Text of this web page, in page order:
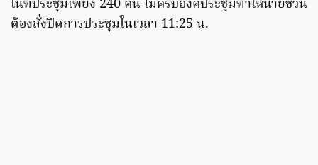
ในที่ประชุมเพียง 240 คน ไม่ครบองค์ประชุมทำให้นายชวน
ต้องสั่งปิดการประชุมในเวลา 11:25 น.